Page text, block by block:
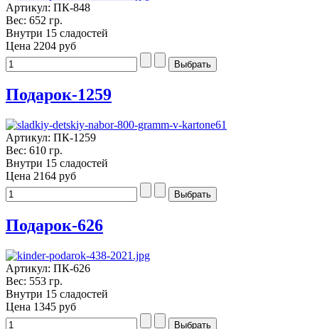
Артикул: ПК-848
Вес: 652 гр.
Внутри 15 сладостей
Цена 2204 руб
Подарок-1259
Артикул: ПК-1259
Вес: 610 гр.
Внутри 15 сладостей
Цена 2164 руб
Подарок-626
Артикул: ПК-626
Вес: 553 гр.
Внутри 15 сладостей
Цена 1345 руб